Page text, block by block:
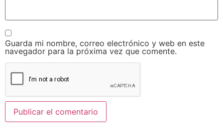
Guarda mi nombre, correo electrónico y web en este
navegador para la próxima vez que comente.